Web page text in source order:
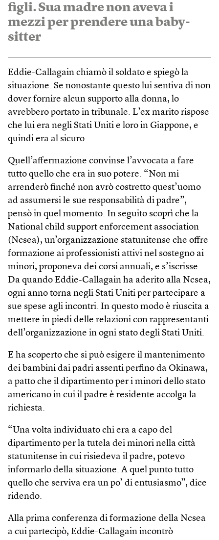
figli. Sua madre non aveva i
mezzi per prendere una baby-
sitter
Eddie-Callagain chiamò il soldato e spiegò la
situazione. Se nonostante questo lui sentiva di non
dover fornire alcun supporto alla donna, lo
avrebbero portato in tribunale. L’ex marito rispose
che lui era negli Stati Uniti e loro in Giappone, e
quindi era al sicuro.
Quell’affermazione convinse l’avvocata a fare
tutto quello che era in suo potere. “Non mi
arrenderò finché non avrò costretto quest’uomo
ad assumersi le sue responsabilità di padre”,
pensò in quel momento. In seguito scoprì che la
National child support enforcement association
(Ncsea), un’organizzazione statunitense che offre
formazione ai professionisti attivi nel sostegno ai
minori, proponeva dei corsi annuali, e s’iscrisse.
Da quando Eddie-Callagain ha aderito alla Ncsea,
ogni anno torna negli Stati Uniti per partecipare a
sue spese agli incontri. In questo modo è riuscita a
mettere in piedi delle relazioni con rappresentanti
dell’organizzazione in ogni stato degli Stati Uniti.
E ha scoperto che si può esigere il mantenimento
dei bambini dai padri assenti perfino da Okinawa,
a patto che il dipartimento per i minori dello stato
americano in cui il padre è residente accolga la
richiesta.
“Una volta individuato chi era a capo del
dipartimento per la tutela dei minori nella città
statunitense in cui risiedeva il padre, potevo
informarlo della situazione. A quel punto tutto
quello che serviva era un po’ di entusiasmo”, dice
ridendo.
Alla prima conferenza di formazione della Ncsea
a cui partecipò, Eddie-Callagain incontrò